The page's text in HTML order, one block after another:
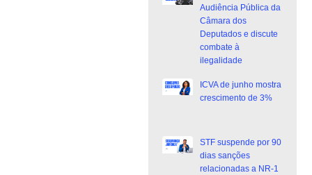
Audiência Pública da
Câmara dos
Deputados e discute
combate à
ilegalidade
ICVA de junho mostra
crescimento de 3%
STF suspende por 90
dias sanções
relacionadas a NR-1